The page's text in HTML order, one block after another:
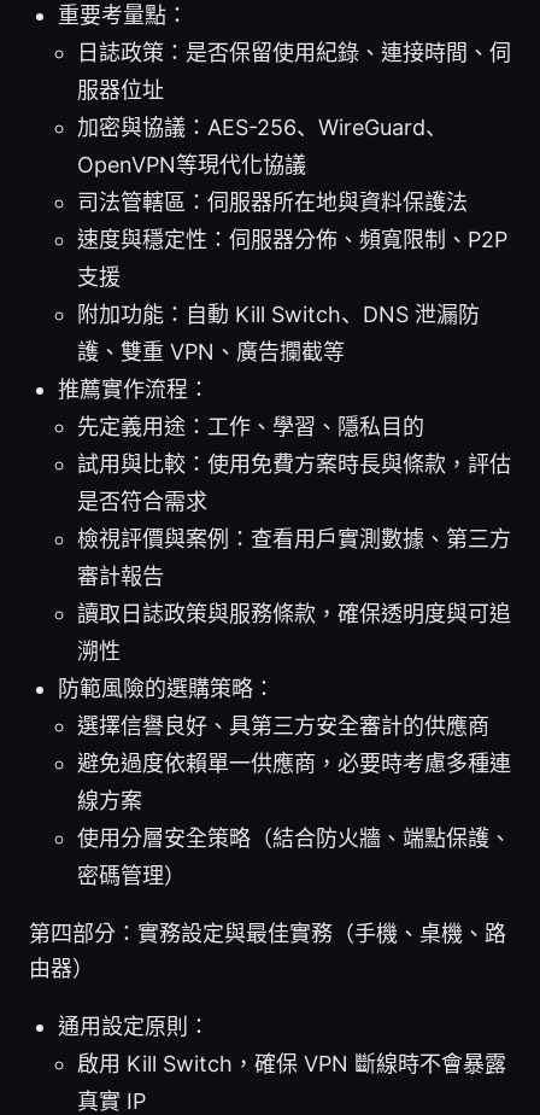
重要考量點：
日誌政策：是否保留使用紀錄、連接時間、伺
服器位址
加密與協議：AES-256、WireGuard、
OpenVPN等現代化協議
司法管轄區：伺服器所在地與資料保護法
速度與穩定性：伺服器分佈、頻寬限制、P2P
支援
附加功能：自動 Kill Switch、DNS 泄漏防
護、雙重 VPN、廣告攔截等
推薦實作流程：
先定義用途：工作、學習、隱私目的
試用與比較：使用免費方案時長與條款，評估
是否符合需求
檢視評價與案例：查看用戶實測數據、第三方
審計報告
讀取日誌政策與服務條款，確保透明度與可追
溯性
防範風險的選購策略：
選擇信譽良好、具第三方安全審計的供應商
避免過度依賴單一供應商，必要時考慮多種連
線方案
使用分層安全策略（結合防火牆、端點保護、
密碼管理）
第四部分：實務設定與最佳實務（手機、桌機、路
由器）
通用設定原則：
啟用 Kill Switch，確保 VPN 斷線時不會暴露
真實 IP